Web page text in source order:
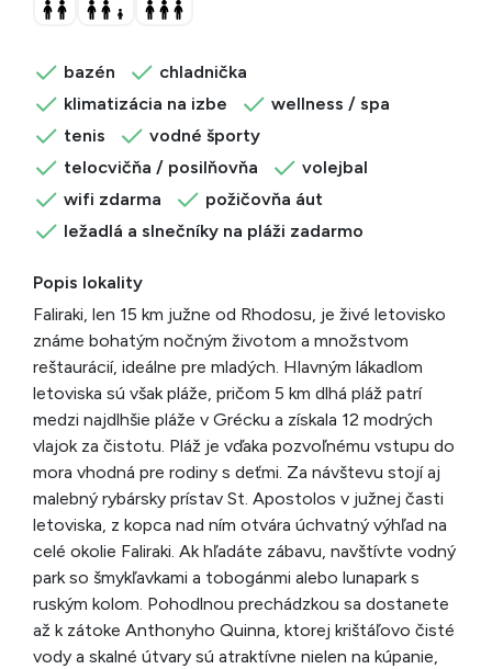
bazén
chladnička
klimatizácia na izbe
wellness / spa
tenis
vodné športy
telocvičňa / posilňovňa
volejbal
wifi zdarma
požičovňa áut
ležadlá a slnečníky na pláži zadarmo
Popis lokality
Faliraki, len 15 km južne od Rhodosu, je živé letovisko
známe bohatým nočným životom a množstvom
reštaurácií, ideálne pre mladých. Hlavným lákadlom
letoviska sú však pláže, pričom 5 km dlhá pláž patrí
medzi najdlhšie pláže v Grécku a získala 12 modrých
vlajok za čistotu. Pláž je vďaka pozvoľnému vstupu do
mora vhodná pre rodiny s deťmi. Za návštevu stojí aj
malebný rybársky prístav St. Apostolos v južnej časti
letoviska, z kopca nad ním otvára úchvatný výhľad na
celé okolie Faliraki. Ak hľadáte zábavu, navštívte vodný
park so šmykľavkami a tobogánmi alebo lunapark s
ruským kolom. Pohodlnou prechádzkou sa dostanete
až k zátoke Anthonyho Quinna, ktorej krištáľovo čisté
vody a skalné útvary sú atraktívne nielen na kúpanie,